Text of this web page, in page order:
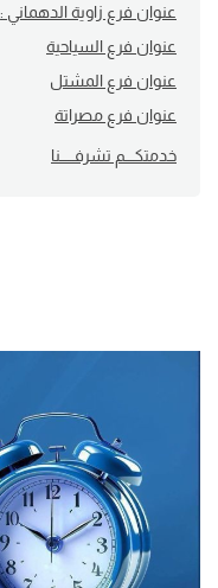
عنوان فرع زاوية الدهماني :
عنوان فرع السياحية
عنوان فرع المشتل
عنوان فرع مصراتة
خدمتكــــم تشرفــــــنا